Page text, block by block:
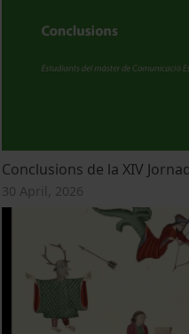
Conclusions de la XIV
30 April, 2026